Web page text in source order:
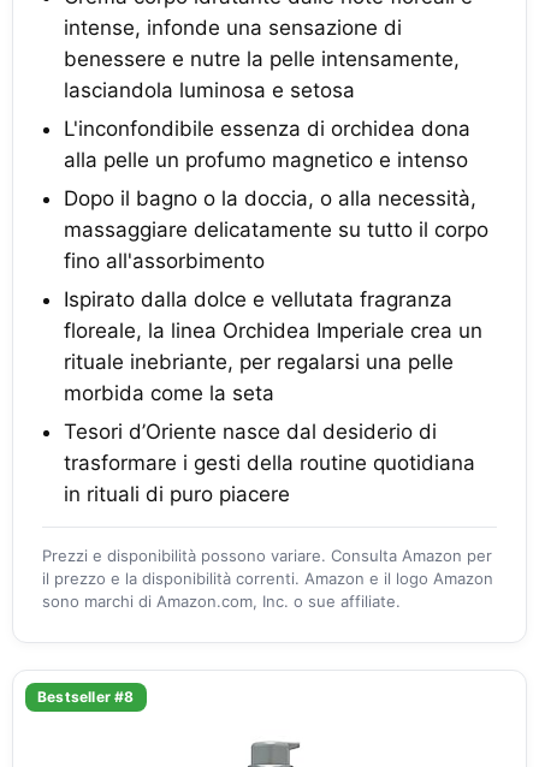
intense, infonde una sensazione di
benessere e nutre la pelle intensamente,
lasciandola luminosa e setosa
L'inconfondibile essenza di orchidea dona
alla pelle un profumo magnetico e intenso
Dopo il bagno o la doccia, o alla necessità,
massaggiare delicatamente su tutto il corpo
fino all'assorbimento
Ispirato dalla dolce e vellutata fragranza
floreale, la linea Orchidea Imperiale crea un
rituale inebriante, per regalarsi una pelle
morbida come la seta
Tesori d’Oriente nasce dal desiderio di
trasformare i gesti della routine quotidiana
in rituali di puro piacere
Prezzi e disponibilità possono variare. Consulta Amazon per
il prezzo e la disponibilità correnti. Amazon e il logo Amazon
sono marchi di Amazon.com, Inc. o sue affiliate.
Bestseller #8